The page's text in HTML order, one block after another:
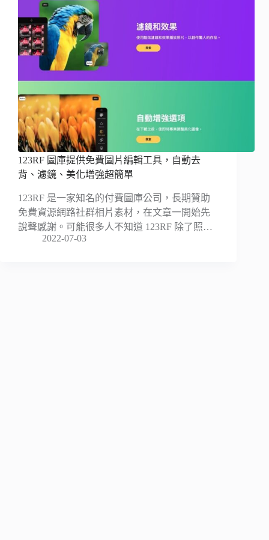
123RF 圖庫提供免費圖片編輯工具，自動去
背、濾鏡、美化增強超簡單
123RF 是一家知名的付費圖庫公司，長期贊助
免費資源網路社群相片素材，在文章一開始先
說聲感謝。可能很多人不知道 123RF 除了照…
2022-07-03